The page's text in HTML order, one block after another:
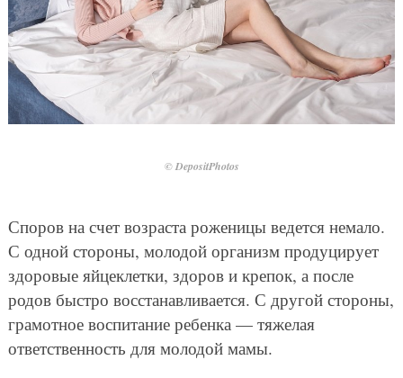
© DepositPhotos
Споров на счет возраста роженицы ведется немало.
С одной стороны, молодой организм продуцирует
здоровые яйцеклетки, здоров и крепок, а после
родов быстро восстанавливается. С другой стороны,
грамотное воспитание ребенка — тяжелая
ответственность для молодой мамы.